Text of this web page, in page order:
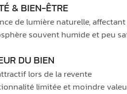
& BIEN-ÊTRE
de lumière naturelle,
souvent humide et peu
DU BIEN
lors de la revente
limitée et moindre